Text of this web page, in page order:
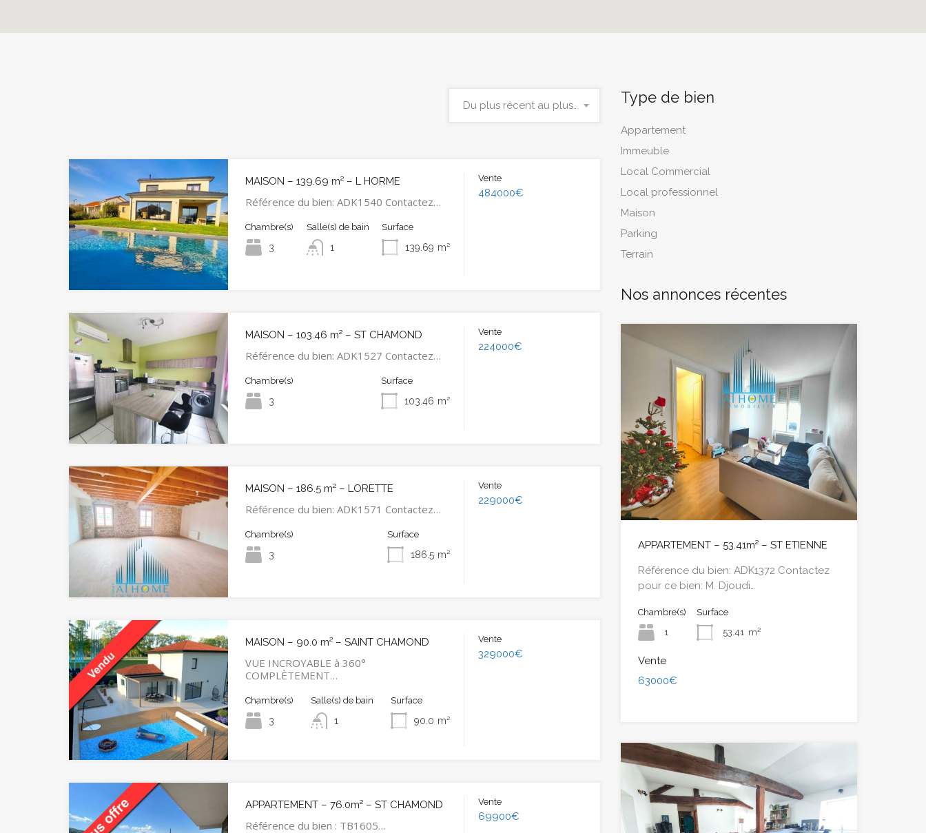
Du plus récent au plus ancien
MAISON – 139.69 m² – L HORME
Référence du bien: ADK1540 Contactez…
Chambre(s)
3
Salle(s) de bain
1
Surface
139.69 m²
Vente
484000€
MAISON – 103.46 m² – ST CHAMOND
Référence du bien: ADK1527 Contactez…
Chambre(s)
3
Surface
103.46 m²
Vente
224000€
MAISON – 186.5 m² – LORETTE
Référence du bien: ADK1571 Contactez…
Chambre(s)
3
Surface
186.5 m²
Vente
229000€
MAISON – 90.0 m² – SAINT CHAMOND
VUE INCROYABLE à 360°
COMPLÈTEMENT…
Chambre(s)
3
Salle(s) de bain
1
Surface
90.0 m²
Vente
329000€
APPARTEMENT – 76.0m² – ST CHAMOND
Référence du bien : TB1605…
Vente
69900€
Type de bien
Appartement
Immeuble
Local Commercial
Local professionnel
Maison
Parking
Terrain
Nos annonces récentes
APPARTEMENT – 53.41m² – ST ETIENNE
Référence du bien: ADK1372 Contactez
pour ce bien: M. Djoudi…
Chambre(s)
1
Surface
53.41 m²
Vente
63000€